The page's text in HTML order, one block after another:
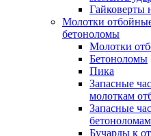
Гайковерты
Молотки
бетоноломы
Молотки
Бетоноломы
Пика
Запасные
молоткам
Запасные
бетоноломам
Бучарды к